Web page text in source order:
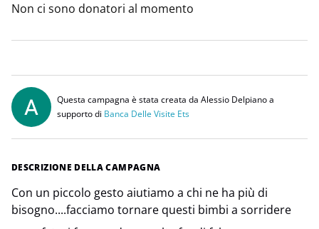
Non ci sono donatori al momento
Questa campagna è stata creata da Alessio Delpiano a
supporto di Banca Delle Visite Ets
DESCRIZIONE DELLA CAMPAGNA
Con un piccolo gesto aiutiamo a chi ne ha più di
bisogno....facciamo tornare questi bimbi a sorridere